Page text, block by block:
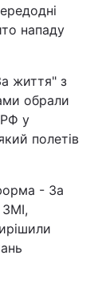
нападу
життя" з
обрали
РФ у
полетів
- За